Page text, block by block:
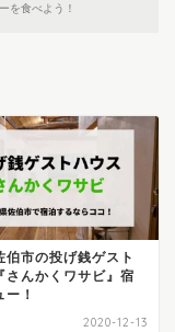
を食べよう！
伯市の投げ銭ゲスト
さんかくワサビ』宿
！
2020-12-13